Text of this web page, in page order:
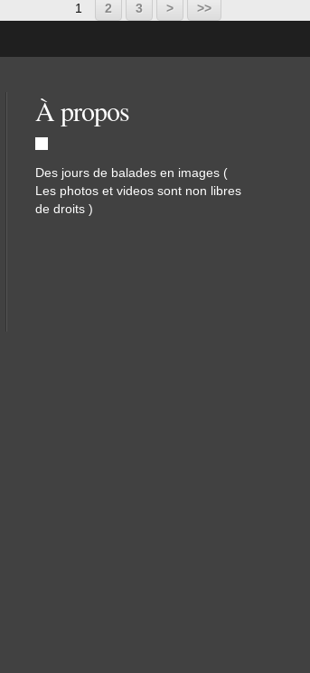
1 2 3 > >>
À propos
Des jours de balades en images (
Les photos et videos sont non libres
de droits )